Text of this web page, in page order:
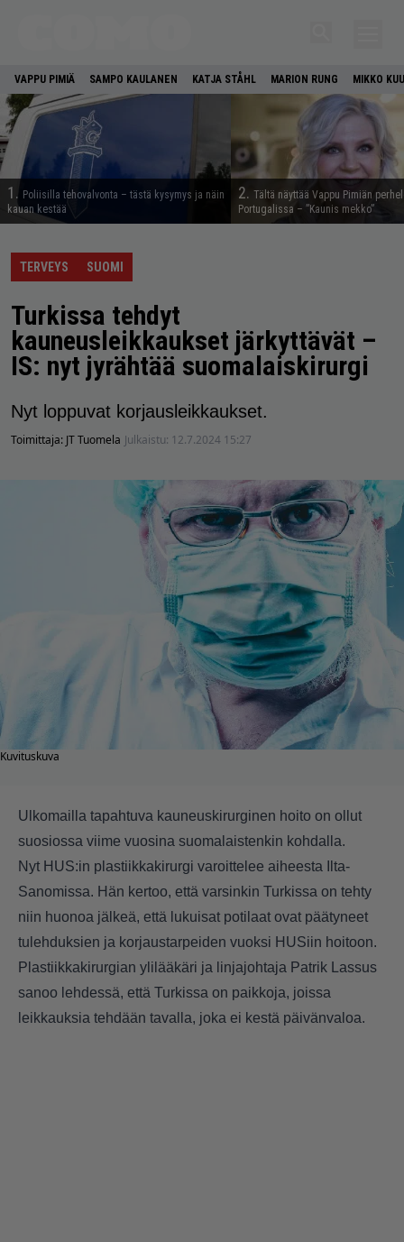
VAPPU PIMIÄ SAMPO KAULANEN KATJA STÅHL MARION RUNG MIKKO
1. Poliisilla tehovalvonta – tästä kysymys ja näin
kauan kestää
2. Tältä näyttää Vappu Pimiän
Portugalissa – ”Kaunis mekko”
TERVEYS SUOMI
Turkissa tehdyt
kauneusleikkaukset järkyttävät –
IS: nyt jyrähtää suomalaiskirurgi
Nyt loppuvat korjausleikkaukset.
Toimittaja: JT Tuomela Julkaistu: 12.7.2024 15:27
Kuvituskuva
Ulkomailla tapahtuva kauneuskirurginen hoito on ollut
suosiossa viime vuosina suomalaistenkin kohdalla.
Nyt HUS:in plastiikkakirurgi varoittelee aiheesta
Ilta-
Sanomissa. Hän kertoo, että varsinkin Turkissa on tehty
niin huonoa jälkeä, että lukuisat potilaat ovat päätyneet
tulehduksien ja korjaustarpeiden vuoksi HUSiin hoitoon.
Plastiikkakirurgian ylilääkäri ja linjajohtaja Patrik Lassus
sanoo lehdessä, että Turkissa on paikkoja, joissa
leikkauksia tehdään tavalla, joka ei kestä päivänvaloa.